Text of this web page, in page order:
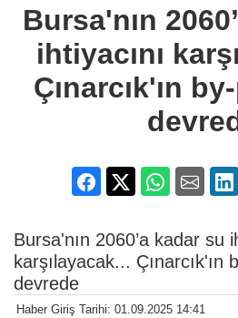
devrede
Bursa'nın
ihtiyacını
Çınarcık'ın
Bursa'nın 2060’a kadar su
karşılayacak... Çınarcık'ın
devrede
Haber Giriş Tarihi: 01.09.2025 14:41